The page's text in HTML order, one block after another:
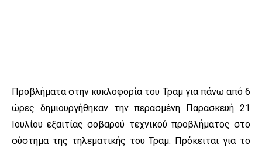
Προβλήματα στην κυκλοφορία του Τραμ για πάνω από 6
ώρες δημιουργήθηκαν την περασμένη Παρασκευή 21
Ιουλίου εξαιτίας σοβαρού τεχνικού προβλήματος στο
σύστημα της τηλεματικής του Τραμ. Πρόκειται για το